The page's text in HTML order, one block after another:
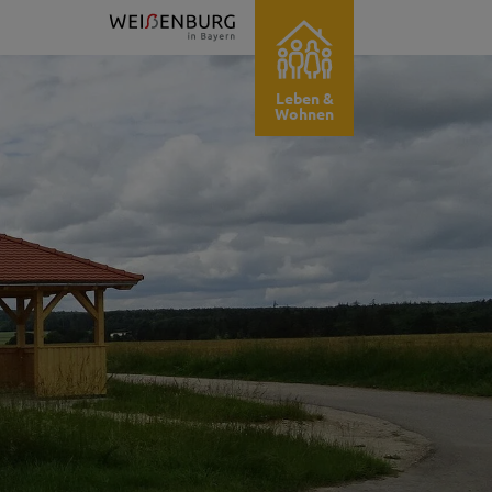
Leben &
Wohnen